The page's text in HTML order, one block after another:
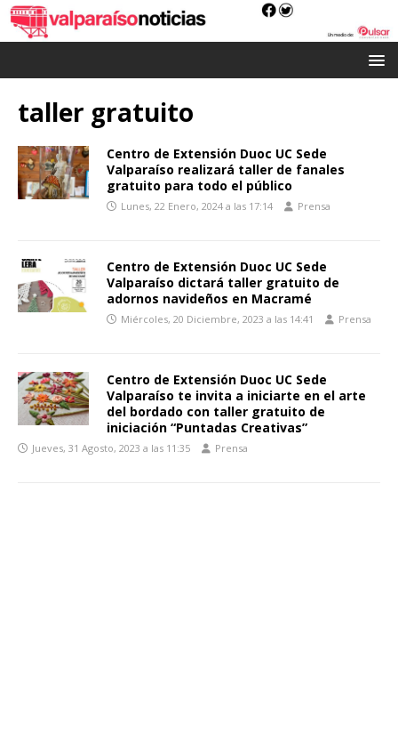
taller gratuito
Centro de Extensión Duoc UC Sede
Valparaíso realizará taller de fanales
gratuito para todo el público
Lunes, 22 Enero, 2024 a las 17:14 Prensa
Centro de Extensión Duoc UC Sede
Valparaíso dictará taller gratuito de
adornos navideños en Macramé
Miércoles, 20 Diciembre, 2023 a las 14:41 Prensa
Centro de Extensión Duoc UC Sede
Valparaíso te invita a iniciarte en el arte
del bordado con taller gratuito de
iniciación “Puntadas Creativas”
Jueves, 31 Agosto, 2023 a las 11:35 Prensa